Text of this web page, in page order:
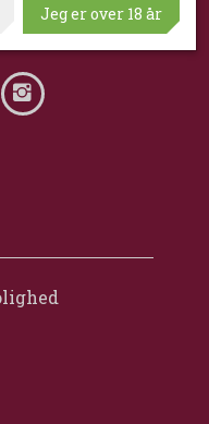
Jeg er over 18 år